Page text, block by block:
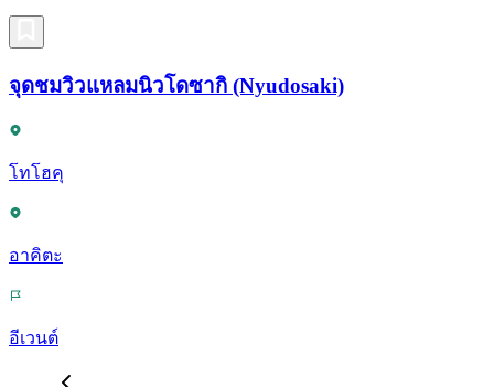
จุดชมวิวแหลมนิวโดซากิ (Nyudosaki)
โทโฮคุ
อาคิตะ
อีเวนต์